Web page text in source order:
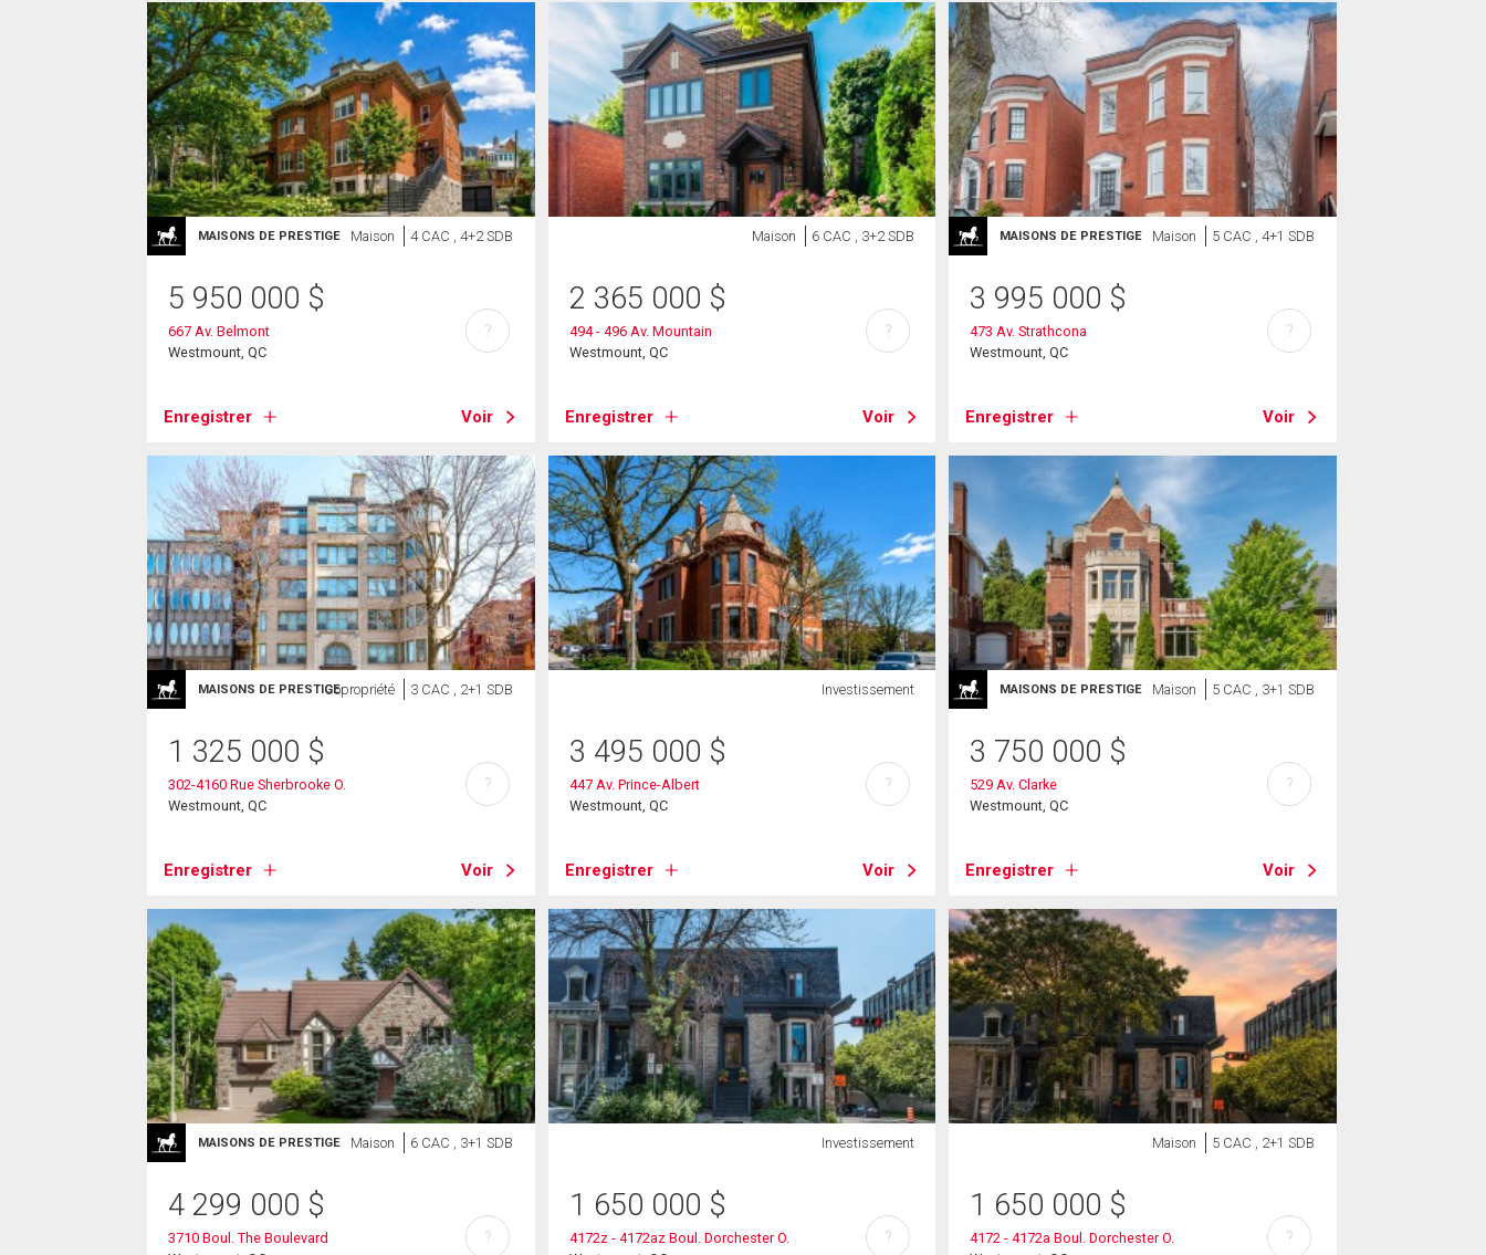
MAISONS DE PRESTIGE Maison 4 CAC , 4+2 SDB
5 950 000 $
667 Av. Belmont
Westmount, QC
Enregistrer Voir
?
Maison 6 CAC , 3+2 SDB
2 365 000 $
494 - 496 Av. Mountain
Westmount, QC
Enregistrer Voir
?
MAISONS DE PRESTIGE Maison 5 CAC , 4+1 SDB
3 995 000 $
473 Av. Strathcona
Westmount, QC
Enregistrer Voir
?
MAISONS DE PRESTIGECopropriété 3 CAC , 2+1 SDB
1 325 000 $
302-4160 Rue Sherbrooke O.
Westmount, QC
Enregistrer Voir
?
Investissement
3 495 000 $
447 Av. Prince-Albert
Westmount, QC
Enregistrer Voir
?
MAISONS DE PRESTIGE Maison 5 CAC , 3+1 SDB
3 750 000 $
529 Av. Clarke
Westmount, QC
Enregistrer Voir
?
MAISONS DE PRESTIGE Maison 6 CAC , 3+1 SDB
4 299 000 $
3710 Boul. The Boulevard
?
Investissement
1 650 000 $
4172z - 4172az Boul. Dorchester O.
?
Maison 5 CAC , 2+1 SDB
1 650 000 $
4172 - 4172a Boul. Dorchester O.
?